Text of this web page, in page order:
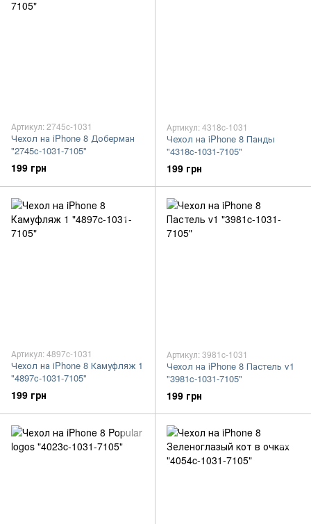
Артикул: 2745c-1031
Чехол на iPhone 8 Доберман
"2745c-1031-7105"
199 грн
Артикул: 4318c-1031
Чехол на iPhone 8 Панды
"4318c-1031-7105"
199 грн
Артикул: 4897c-1031
Чехол на iPhone 8 Камуфляж 1
"4897c-1031-7105"
199 грн
Артикул: 3981c-1031
Чехол на iPhone 8 Пастель v1
"3981c-1031-7105"
199 грн